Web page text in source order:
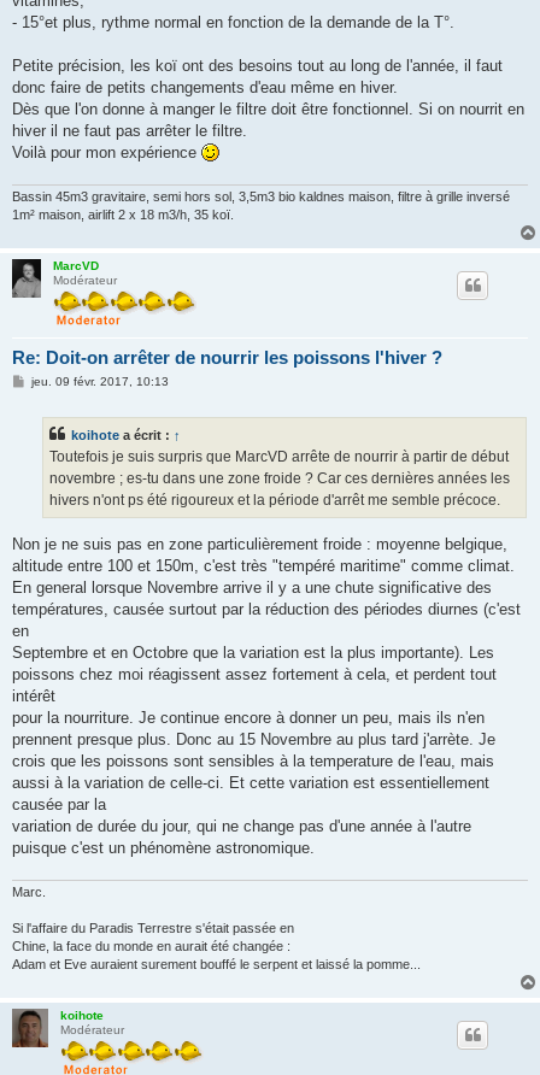
- 15°et plus, rythme normal en fonction de la demande de la T°.
Petite précision, les koï ont des besoins tout au long de l'année, il faut
donc faire de petits changements d'eau même en hiver.
Dès que l'on donne à manger le filtre doit être fonctionnel. Si on nourrit en
hiver il ne faut pas arrêter le filtre.
Voilà pour mon expérience
Bassin 45m3 gravitaire, semi hors sol, 3,5m3 bio kaldnes maison, filtre à grille inversé
1m² maison, airlift 2 x 18 m3/h, 35 koï.
MarcVD
Modérateur
Re: Doit-on arrêter de nourrir les poissons l'hiver ?
Mjeu. 09 févr. 2017, 10:13
koihote a écrit : ↑
Toutefois je suis surpris que MarcVD arrête de nourrir à partir de début
novembre ; es-tu dans une zone froide ? Car ces dernières années les
hivers n'ont ps été rigoureux et la période d'arrêt me semble précoce.
Non je ne suis pas en zone particulièrement froide : moyenne belgique,
altitude entre 100 et 150m, c'est très "tempéré maritime" comme climat.
En general lorsque Novembre arrive il y a une chute significative des
températures, causée surtout par la réduction des périodes diurnes (c'est
en
Septembre et en Octobre que la variation est la plus importante). Les
poissons chez moi réagissent assez fortement à cela, et perdent tout
intérêt
pour la nourriture. Je continue encore à donner un peu, mais ils n'en
prennent presque plus. Donc au 15 Novembre au plus tard j'arrète. Je
crois que les poissons sont sensibles à la temperature de l'eau, mais
aussi à la variation de celle-ci. Et cette variation est essentiellement
causée par la
variation de durée du jour, qui ne change pas d'une année à l'autre
puisque c'est un phénomène astronomique.
Marc.
Si l'affaire du Paradis Terrestre s'était passée en
Chine, la face du monde en aurait été changée :
Adam et Eve auraient surement bouffé le serpent et laissé la pomme...
koihote
Modérateur